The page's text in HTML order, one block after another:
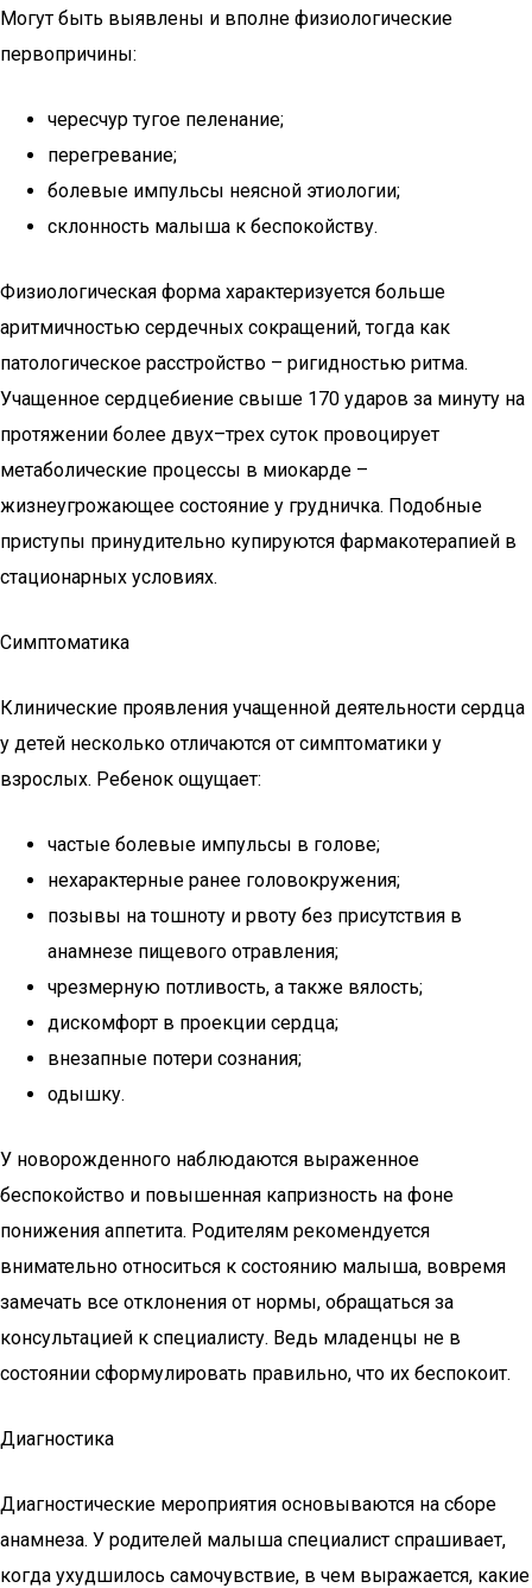
Могут быть выявлены и вполне физиологические
первопричины:
чересчур тугое пеленание;
перегревание;
болевые импульсы неясной этиологии;
склонность малыша к беспокойству.
Физиологическая форма характеризуется больше
аритмичностью сердечных сокращений, тогда как
патологическое расстройство – ригидностью ритма.
Учащенное сердцебиение свыше 170 ударов за минуту на
протяжении более двух–трех суток провоцирует
метаболические процессы в миокарде –
жизнеугрожающее состояние у грудничка. Подобные
приступы принудительно купируются фармакотерапией в
стационарных условиях.
Симптоматика
Клинические проявления учащенной деятельности сердца
у детей несколько отличаются от симптоматики у
взрослых. Ребенок ощущает:
частые болевые импульсы в голове;
нехарактерные ранее головокружения;
позывы на тошноту и рвоту без присутствия в
анамнезе пищевого отравления;
чрезмерную потливость, а также вялость;
дискомфорт в проекции сердца;
внезапные потери сознания;
одышку.
У новорожденного наблюдаются выраженное
беспокойство и повышенная капризность на фоне
понижения аппетита. Родителям рекомендуется
внимательно относиться к состоянию малыша, вовремя
замечать все отклонения от нормы, обращаться за
консультацией к специалисту. Ведь младенцы не в
состоянии сформулировать правильно, что их беспокоит.
Диагностика
Диагностические мероприятия основываются на сборе
анамнеза. У родителей малыша специалист спрашивает,
когда ухудшилось самочувствие, в чем выражается, какие